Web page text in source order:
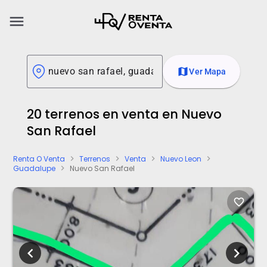
menu
mapVer Mapa
20 terrenos en venta en Nuevo
San Rafael
Renta O Venta chevron_right Terrenos chevron_right Venta chevron_right Nuevo Leon chevron_right
Guadalupe chevron_right Nuevo San Rafael
favorite_border
chevron_left chevron_right